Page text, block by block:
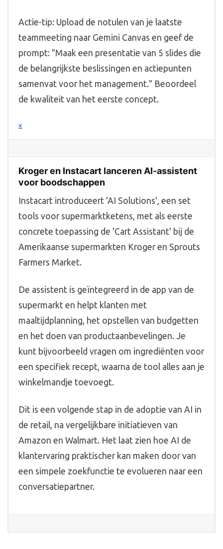
Actie-tip: Upload de notulen van je laatste
teammeeting naar Gemini Canvas en geef de
prompt: "Maak een presentatie van 5 slides die
de belangrijkste beslissingen en actiepunten
samenvat voor het management." Beoordeel
de kwaliteit van het eerste concept.
x
Kroger en Instacart lanceren AI-assistent
voor boodschappen
Instacart introduceert 'AI Solutions', een set
tools voor supermarktketens, met als eerste
concrete toepassing de 'Cart Assistant' bij de
Amerikaanse supermarkten Kroger en Sprouts
Farmers Market.
De assistent is geïntegreerd in de app van de
supermarkt en helpt klanten met
maaltijdplanning, het opstellen van budgetten
en het doen van productaanbevelingen. Je
kunt bijvoorbeeld vragen om ingrediënten voor
een specifiek recept, waarna de tool alles aan je
winkelmandje toevoegt.
Dit is een volgende stap in de adoptie van AI in
de retail, na vergelijkbare initiatieven van
Amazon en Walmart. Het laat zien hoe AI de
klantervaring praktischer kan maken door van
een simpele zoekfunctie te evolueren naar een
conversatiepartner.